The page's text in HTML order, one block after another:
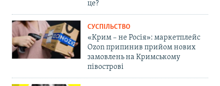
це?
СУСПІЛЬСТВО
«Крим – не Росія»: маркетплейс
Ozon припинив прийом нових
замовлень на Кримському
півострові